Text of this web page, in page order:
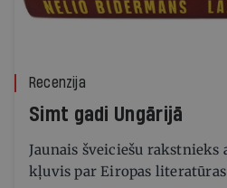
Recenzija
Simt gadi Ungārijā
Jaunais šveiciešu rakstnieks
kļuvis par Eiropas